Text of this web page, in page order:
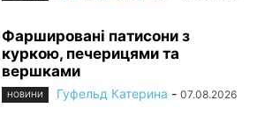
Фаршировані патисони з
куркою, печерицями та
вершками
НОВИНИ Гуфельд Катерина - 07.08.2026